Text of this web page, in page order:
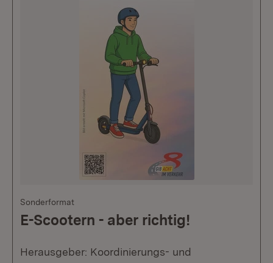
Sonderformat
E-Scootern - aber richtig!
Herausgeber: Koordinierungs- und